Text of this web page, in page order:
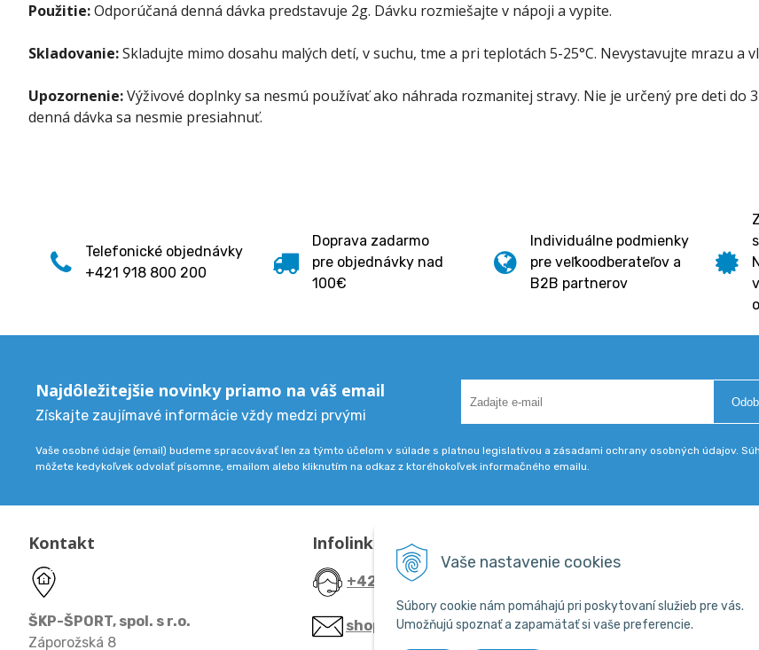
Vaše nastavenie cookies
Súbory cookie nám pomáhajú pri poskytovaní služieb pre vás.
Umožňujú spoznať a zapamätať si vaše preferencie.
Použitie:Odporúčaná denná dávka predstavuje 2g. Dávku rozmiešajte v nápoji a vypite.
Skladovanie:Skladujte mimo dosahu malých detí, v suchu, tme a pri teplotách 5-25°C. Nevystavujte mrazu a
Upozornenie:Výživové doplnky sa nesmú používať ako náhrada rozmanitej stravy. Nie je určený pre deti do
denná dávka sa nesmie presiahnuť.
Telefonické objednávky
+421 918 800 200
Doprava zadarmo
pre objednávky nad
100€
Individuálne podmienky
pre veľkoodberateľov a
B2B partnerov
Najdôležitejšie novinky priamo na váš email
Získajte zaujímavé informácie vždy medzi prvými
Vaše osobné údaje (email) budeme spracovávať len za týmto účelom v súlade s platnou legislatívou a zásadami ochrany osobných údajov.
môžete kedykoľvek odvolať písomne, emailom alebo kliknutím na odkaz z ktoréhokoľvek informačného emailu.
Kontakt
ŠKP-ŠPORT, spol. s r.o.
Záporožská 8
Infolinka
+421 918 800 200
shop@skpba.sk